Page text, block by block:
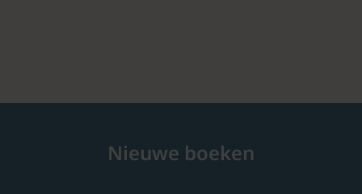
Nieuwe boeken